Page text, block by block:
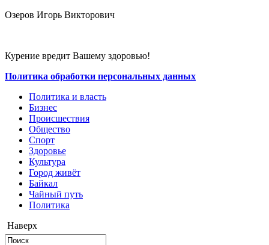
Озеров Игорь Викторович
Курение вредит Вашему здоровью!
Политика обработки персональных данных
Политика и власть
Бизнес
Происшествия
Общество
Cпорт
Здоровье
Культура
Город живёт
Байкал
Чайный путь
Политика
Наверх